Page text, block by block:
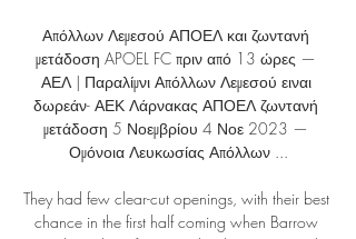
Απόλλων Λεμεσού ΑΠΟΕΛ και ζωντανή
μετάδοση APOEL FC πριν από 13 ώρες —
ΑΕΛ | Παραλίμνι Απόλλων Λεμεσού ειναι
δωρεάν- ΑΕΚ Λάρνακας ΑΠΟΕΛ ζωντανή
μετάδοση 5 Νοεμβρίου 4 Νοε 2023 —
Ομόνοια Λευκωσίας Απόλλων ...
They had few clear-cut openings, with their best
chance in the first half coming when Barrow